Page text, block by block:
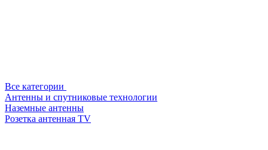
Все категории
Антенны и спутниковые технологии
Наземные антенны
Розетка антенная TV